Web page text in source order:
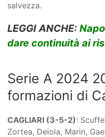
salvezza.
LEGGI ANCHE:
dare continuità ai
Serie A 2024
formazioni di
CAGLIARI (3-5-2):
Zortea, Deiola, Marin,